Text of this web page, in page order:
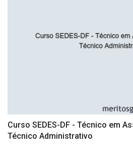
Curso SEDES-DF - Técnico em
Técnico Administrativo